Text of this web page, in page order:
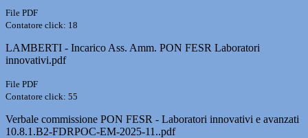
File PDF
Contatore click: 18
LAMBERTI - Incarico Ass. Amm. PON FESR Laboratori
innovativi.pdf
File PDF
Contatore click: 55
Verbale commissione PON FESR - Laboratori innovativi e avanzati
10.8.1.B2-FDRPOC-EM-2025-11..pdf